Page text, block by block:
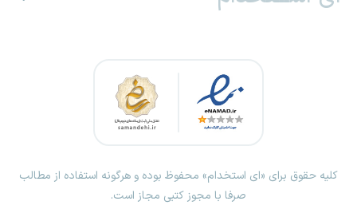
کلیه حقوق برای «ای استخدام» محفوظ بوده و هرگونه استفاده از مطالب
صرفا با مجوز کتبی مجاز است.